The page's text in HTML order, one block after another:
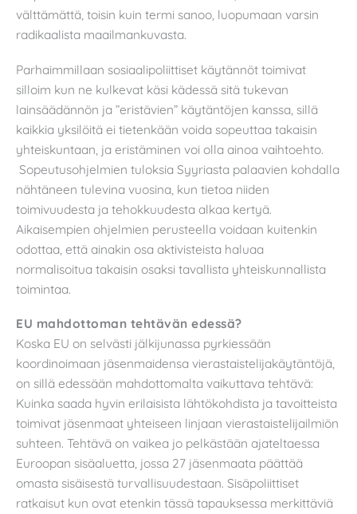
välttämättä, toisin kuin termi sanoo, luopumaan varsin
radikaalista maailmankuvasta.
Parhaimmillaan sosiaalipoliittiset käytännöt toimivat
silloim kun ne kulkevat käsi kädessä sitä tukevan
lainsäädännön ja ”eristävien” käytäntöjen kanssa, sillä
kaikkia yksilöitä ei tietenkään voida sopeuttaa takaisin
yhteiskuntaan, ja eristäminen voi olla ainoa vaihtoehto.
Sopeutusohjelmien tuloksia Syyriasta palaavien kohdalla
nähtäneen tulevina vuosina, kun tietoa niiden
toimivuudesta ja tehokkuudesta alkaa kertyä.
Aikaisempien ohjelmien perusteella voidaan kuitenkin
odottaa, että ainakin osa aktivisteista haluaa
normalisoitua takaisin osaksi tavallista yhteiskunnallista
toimintaa.
EU mahdottoman tehtävän edessä?
Koska EU on selvästi jälkijunassa pyrkiessään
koordinoimaan jäsenmaidensa vierastaistelijakäytäntöjä,
on sillä edessään mahdottomalta vaikuttava tehtävä:
Kuinka saada hyvin erilaisista lähtökohdista ja tavoitteista
toimivat jäsenmaat yhteiseen linjaan vierastaistelijailmiön
suhteen. Tehtävä on vaikea jo pelkästään ajateltaessa
Euroopan sisäaluetta, jossa 27 jäsenmaata päättää
omasta sisäisestä turvallisuudestaan. Sisäpoliittiset
ratkaisut kun ovat etenkin tässä tapauksessa merkittäviä